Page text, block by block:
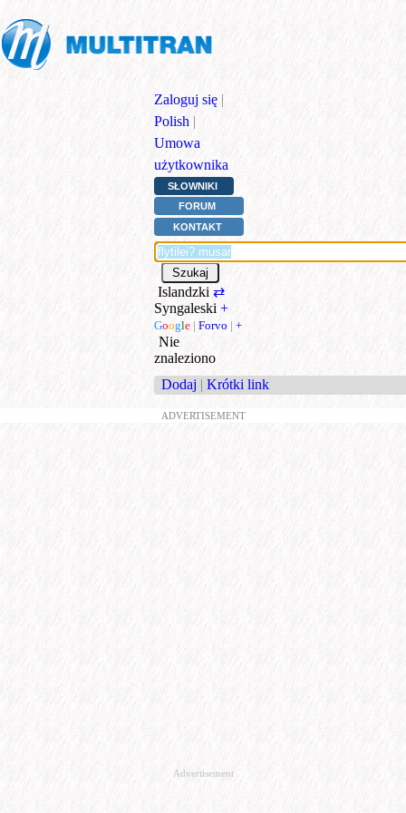
Zaloguj się |
Polish |
Umowa
użytkownika
SŁOWNIKI
FORUM
KONTAKT
Islandzki ⇄
Syngaleski+
Google | Forvo | +
Nie
znaleziono
Dodaj | Krótki link
ADVERTISEMENT
Advertisement